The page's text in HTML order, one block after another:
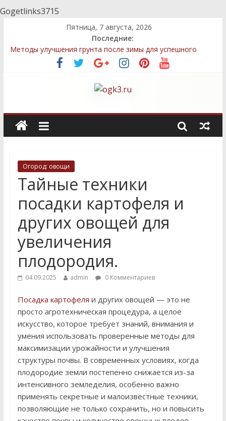
Gogetlinks3715
Пятница, 7 августа, 2026
Последние:
Методы улучшения грунта после зимы для успешного
выращивания овощей
Топ-5 местных семян, которые легко выращивать даже
Декоративные элементы: как выбрать и правильно
Быстрый компост: технологии, которые сэкономят ваше
время
Стратегии посадки деревьев и кустарников для защиты
Огород: овощи
Тайные техники
посадки картофеля и
других овощей для
увеличения
плодородия.
04.09.2025 admin 0 Комментариев
Посадка картофеля и других овощей — это не
просто агротехническая процедура, а целое
искусство, которое требует знаний, внимания и
умения использовать проверенные методы для
максимизации урожайности и улучшения
структуры почвы. В современных условиях, когда
плодородие земли постепенно снижается из-за
интенсивного земледелия, особенно важно
применять секретные и малоизвестные техники,
позволяющие не только сохранить, но и повысить